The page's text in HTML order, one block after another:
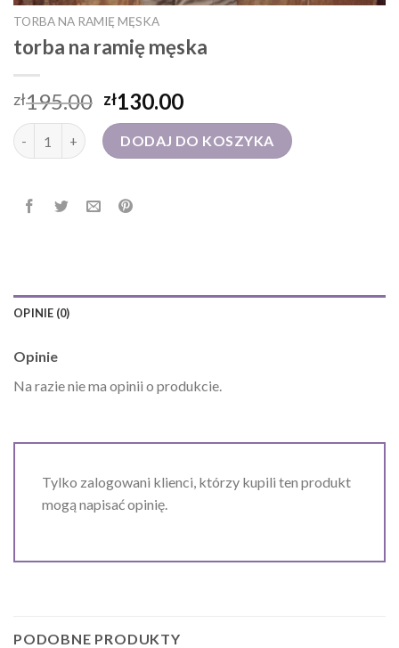
TORBA NA RAMIĘ MĘSKA
torba na ramię męska
zł195.00 zł130.00
ilość torba na ramię męskaDODAJ DO KOSZYKA
OPINIE (0)
Opinie
Na razie nie ma opinii o produkcie.
Tylko zalogowani klienci, którzy kupili ten produkt
mogą napisać opinię.
PODOBNE PRODUKTY